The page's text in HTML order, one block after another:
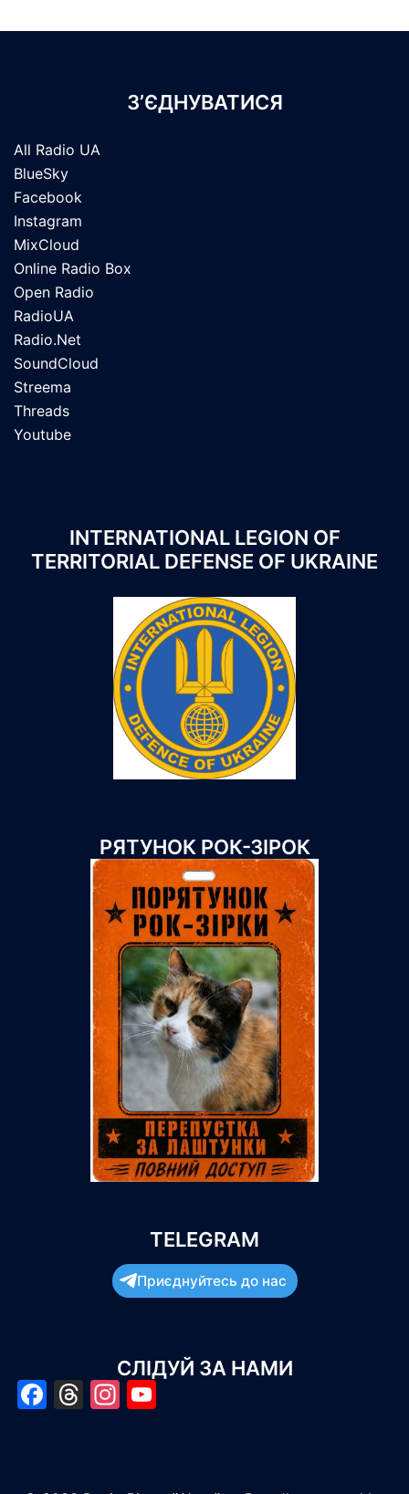
З’ЄДНУВАТИСЯ
All Radio UA
BlueSky
Facebook
Instagram
MixCloud
Online Radio Box
Open Radio
RadioUA
Radio.Net
SoundCloud
Streema
Threads
Youtube
INTERNATIONAL LEGION OF
TERRITORIAL DEFENSE OF UKRAINE
РЯТУНОК РОК-ЗІРОК
TELEGRAM
Приєднуйтесь до нас
СЛІДУЙ ЗА НАМИ
Facebook
Threads
Instagram